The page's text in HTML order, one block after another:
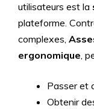
utilisateurs est la
plateforme.
complexes,
ergonomique,
Passer et
Obtenir